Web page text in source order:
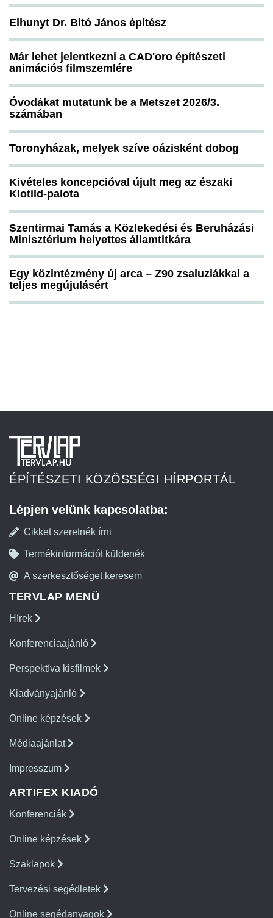
Elhunyt Dr. Bitó János építész
Már lehet jelentkezni a CAD'oro építészeti
animációs filmszemlére
Óvodákat mutatunk be a Metszet 2026/3.
számában
Toronyházak, melyek szíve oázisként dobog
Kivételes koncepcióval újult meg az északi
Klotild-palota
Szentirmai Tamás a Közlekedési és Beruházási
Minisztérium helyettes államtitkára
Egy közintézmény új arca – Z90 zsaluziákkal a
teljes megújulásért
ÉPÍTÉSZETI KÖZÖSSÉGI HÍRPORTÁL
Lépjen velünk kapcsolatba:
Cikket szeretnék írni
Termékinformációt küldenék
A szerkesztőséget keresem
TERVLAP MENÜ
Hírek
Konferenciaajánló
Perspektíva kisfilmek
Kiadványajánló
Online képzések
Médiaajánlat
Impresszum
ARTIFEX KIADÓ
Konferenciák
Online képzések
Szaklapok
Tervezési segédletek
Online segédanyagok